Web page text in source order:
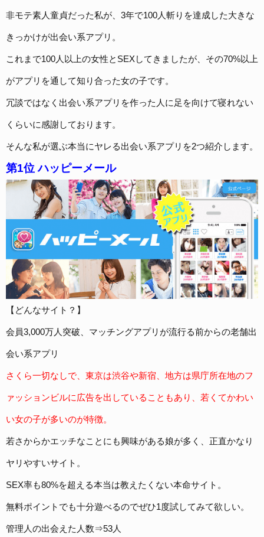
非モテ素人童貞だった私が、3年で100人斬りを達成した大きな
きっかけが出会い系アプリ。
これまで100人以上の女性とSEXしてきましたが、その70%以上
がアプリを通して知り合った女の子です。
冗談ではなく出会い系アプリを作った人に足を向けて寝れない
くらいに感謝しております。
そんな私が選ぶ本当にヤレる出会い系アプリを2つ紹介します。
第1位 ハッピーメール
【どんなサイト？】
会員3,000万人突破、マッチングアプリが流行る前からの老舗出
会い系アプリ
さくら一切なしで、東京は渋谷や新宿、地方は県庁所在地のフ
ァッションビルに広告を出していることもあり、若くてかわい
い女の子が多いのが特徴。
若さからかエッチなことにも興味がある娘が多く、正直かなり
ヤリやすいサイト。
SEX率も80%を超える本当は教えたくない本命サイト。
無料ポイントでも十分遊べるのでぜひ1度試してみて欲しい。
管理人の出会えた人数⇒53人